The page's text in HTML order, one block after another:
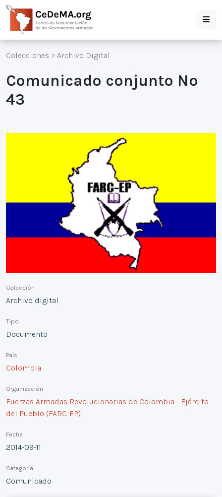
Colecciones > Archivo Digital
Comunicado conjunto Nº
43
Colección
Archivo digital
Tipo
Documento
País
Colombia
Organización
Fuerzas Armadas Revolucionarias de Colombia - Ejército
del Pueblo (FARC-EP)
Fecha
2014-09-11
Categoría
Comunicado